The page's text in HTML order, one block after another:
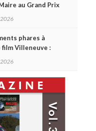
au Grand Prix
2026
phares à
Villeneuve :
légende (+
2026